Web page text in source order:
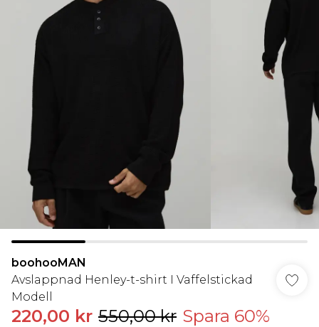
boohooMAN
Avslappnad Henley-t-shirt I Vaffelstickad
Modell
220,00 kr 550,00 kr Spara 60%